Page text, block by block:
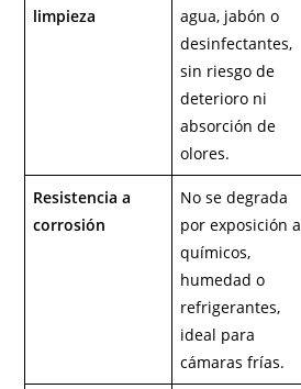
limpieza
agua, jabón o
desinfectantes,
sin riesgo de
deterioro ni
absorción de
olores.
Resistencia a
corrosión
No se degrada
por exposición a
químicos,
humedad o
refrigerantes,
ideal para
cámaras frías.